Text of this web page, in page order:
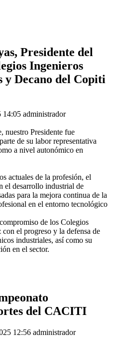
Presidente del
Ingenieros
y Decano del Copiti
14:05 administrador
nuestro Presidente fue
de su labor representativa
a nivel autonómico en
actuales de la profesión, el
el desarrollo industrial de
para la mejora continua de la
en el entorno tecnológico
de los Colegios
el progreso y la defensa de
industriales, así como su
en el sector.
del CACITI
12:56 administrador